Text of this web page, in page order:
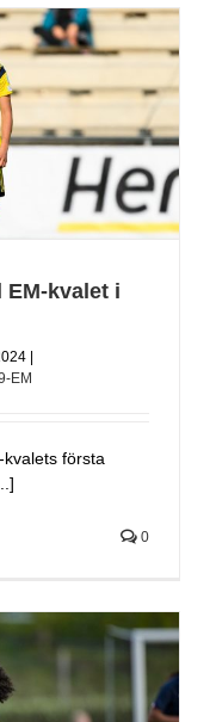
kvalet i
|
EM
första
0